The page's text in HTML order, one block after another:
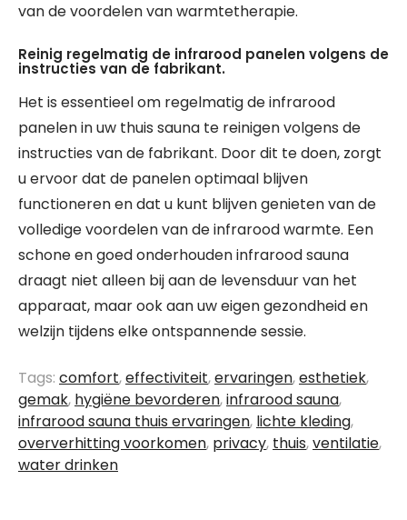
van de voordelen van warmtetherapie.
Reinig regelmatig de infrarood panelen volgens de
instructies van de fabrikant.
Het is essentieel om regelmatig de infrarood
panelen in uw thuis sauna te reinigen volgens de
instructies van de fabrikant. Door dit te doen, zorgt
u ervoor dat de panelen optimaal blijven
functioneren en dat u kunt blijven genieten van de
volledige voordelen van de infrarood warmte. Een
schone en goed onderhouden infrarood sauna
draagt niet alleen bij aan de levensduur van het
apparaat, maar ook aan uw eigen gezondheid en
welzijn tijdens elke ontspannende sessie.
Tags: comfort,effectiviteit,ervaringen,esthetiek,
gemak, hygiëne bevorderen,infrarood sauna,
infrarood sauna thuis ervaringen, lichte kleding,
oververhitting voorkomen, privacy, thuis,ventilatie,
water drinken